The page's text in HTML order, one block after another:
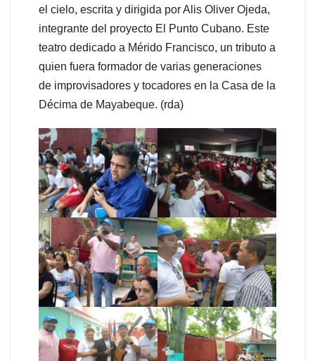
el cielo, escrita y dirigida por Alis Oliver Ojeda,
integrante del proyecto El Punto Cubano. Este
teatro dedicado a Mérido Francisco, un tributo a
quien fuera formador de varias generaciones
de improvisadores y tocadores en la Casa de la
Décima de Mayabeque. (rda)